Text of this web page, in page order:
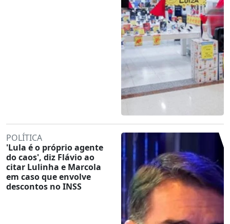
POLÍTICA
'Lula é o próprio agente
do caos', diz Flávio ao
citar Lulinha e Marcola
em caso que envolve
descontos no INSS